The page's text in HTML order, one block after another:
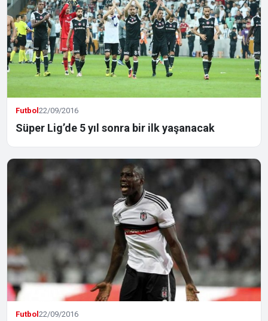
Futbol22/09/2016
Süper Lig’de 5 yıl sonra bir ilk yaşanacak
Futbol22/09/2016